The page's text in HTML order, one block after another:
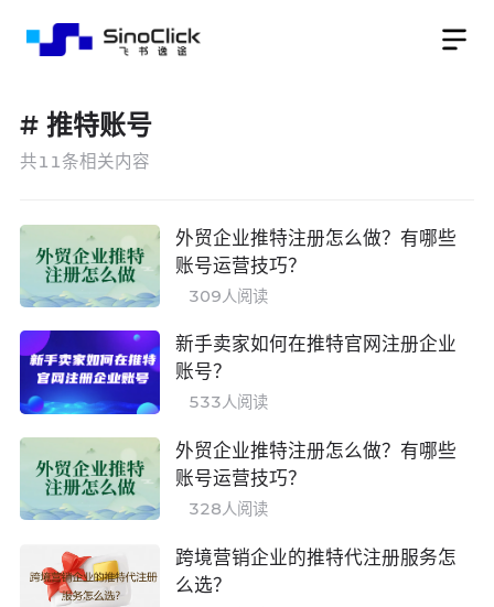
# 推特账号
共11条相关内容
外贸企业推特注册怎么做？有哪些
账号运营技巧？
309人阅读
新手卖家如何在推特官网注册企业
账号？
533人阅读
外贸企业推特注册怎么做？有哪些
账号运营技巧？
328人阅读
跨境营销企业的推特代注册服务怎
么选？